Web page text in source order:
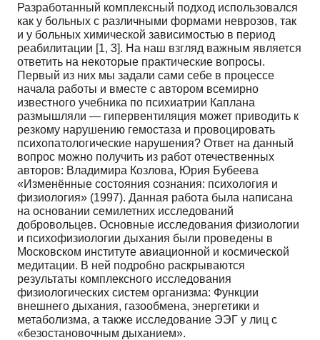
Разработанный комплексный подход использовался
как у больных с различными формами неврозов, так
и у больных химической зависимостью в период
реабилитации [1, 3]. На наш взгляд важным является
ответить на некоторые практические вопросы.
Первый из них мы задали сами себе в процессе
начала работы и вместе с автором всемирно
известного учебника по психиатрии Каплана
размышляли — гипервентиляция может приводить к
резкому нарушению гемостаза и провоцировать
психопатологические нарушения? Ответ на данный
вопрос можно получить из работ отечественных
авторов: Владимира Козлова, Юрия Бубеева
«Изменённые состояния сознания: психология и
физиология» (1997). Данная работа была написана
на основании семилетних исследований
добровольцев. Основные исследования физиологии
и психофизиологии дыхания были проведены в
Московском институте авиационной и космической
медитации. В ней подробно раскрываются
результаты комплексного исследования
физиологических систем организма: Функции
внешнего дыхания, газообмена, энергетики и
метаболизма, а также исследование ЭЭГ у лиц с
«безостановочным дыханием».